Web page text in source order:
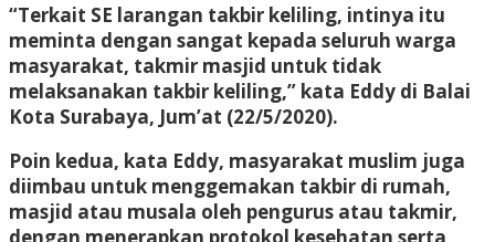
“Terkait SE larangan takbir keliling, intinya itu
meminta dengan sangat kepada seluruh warga
masyarakat, takmir masjid untuk tidak
melaksanakan takbir keliling,” kata Eddy di Balai
Kota Surabaya, Jum’at (22/5/2020).
Poin kedua, kata Eddy, masyarakat muslim juga
diimbau untuk menggemakan takbir di rumah,
masjid atau musala oleh pengurus atau takmir,
dengan menerapkan protokol kesehatan serta